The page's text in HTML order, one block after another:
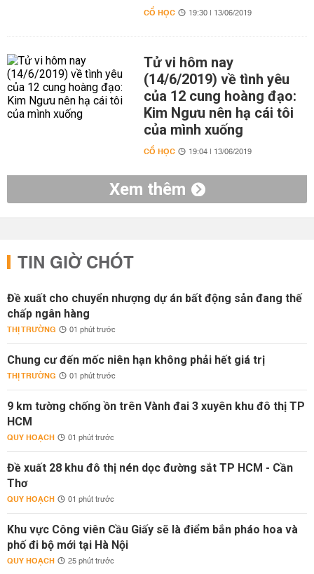
CỔ HỌC 19:30 | 13/06/2019
Tử vi hôm nay
(14/6/2019) về tình yêu
của 12 cung hoàng đạo:
Kim Ngưu nên hạ cái tôi
của mình xuống
CỔ HỌC 19:04 | 13/06/2019
Xem thêm
TIN GIỜ CHÓT
Đề xuất cho chuyển nhượng dự án bất động sản đang thế
chấp ngân hàng
THỊ TRƯỜNG 01 phút trước
Chung cư đến mốc niên hạn không phải hết giá trị
THỊ TRƯỜNG 01 phút trước
9 km tường chống ồn trên Vành đai 3 xuyên khu đô thị TP
HCM
QUY HOẠCH 01 phút trước
Đề xuất 28 khu đô thị nén dọc đường sắt TP HCM - Cần
Thơ
QUY HOẠCH 01 phút trước
Khu vực Công viên Cầu Giấy sẽ là điểm bắn pháo hoa và
phố đi bộ mới tại Hà Nội
QUY HOẠCH 25 phút trước